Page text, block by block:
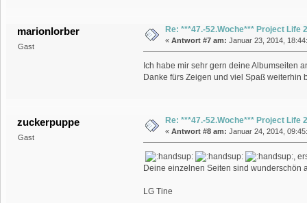
marionlorber
Gast
Re: ***47.-52.Woche*** Project Life
« Antwort #7 am: Januar 23, 2014,
Ich habe mir sehr gern deine Albumseiten
Danke fürs Zeigen und viel Spaß weiterhin
zuckerpuppe
Gast
Re: ***47.-52.Woche*** Project Life
« Antwort #8 am: Januar 24, 2014,
,
Deine einzelnen Seiten sind wunderschön
LG Tine